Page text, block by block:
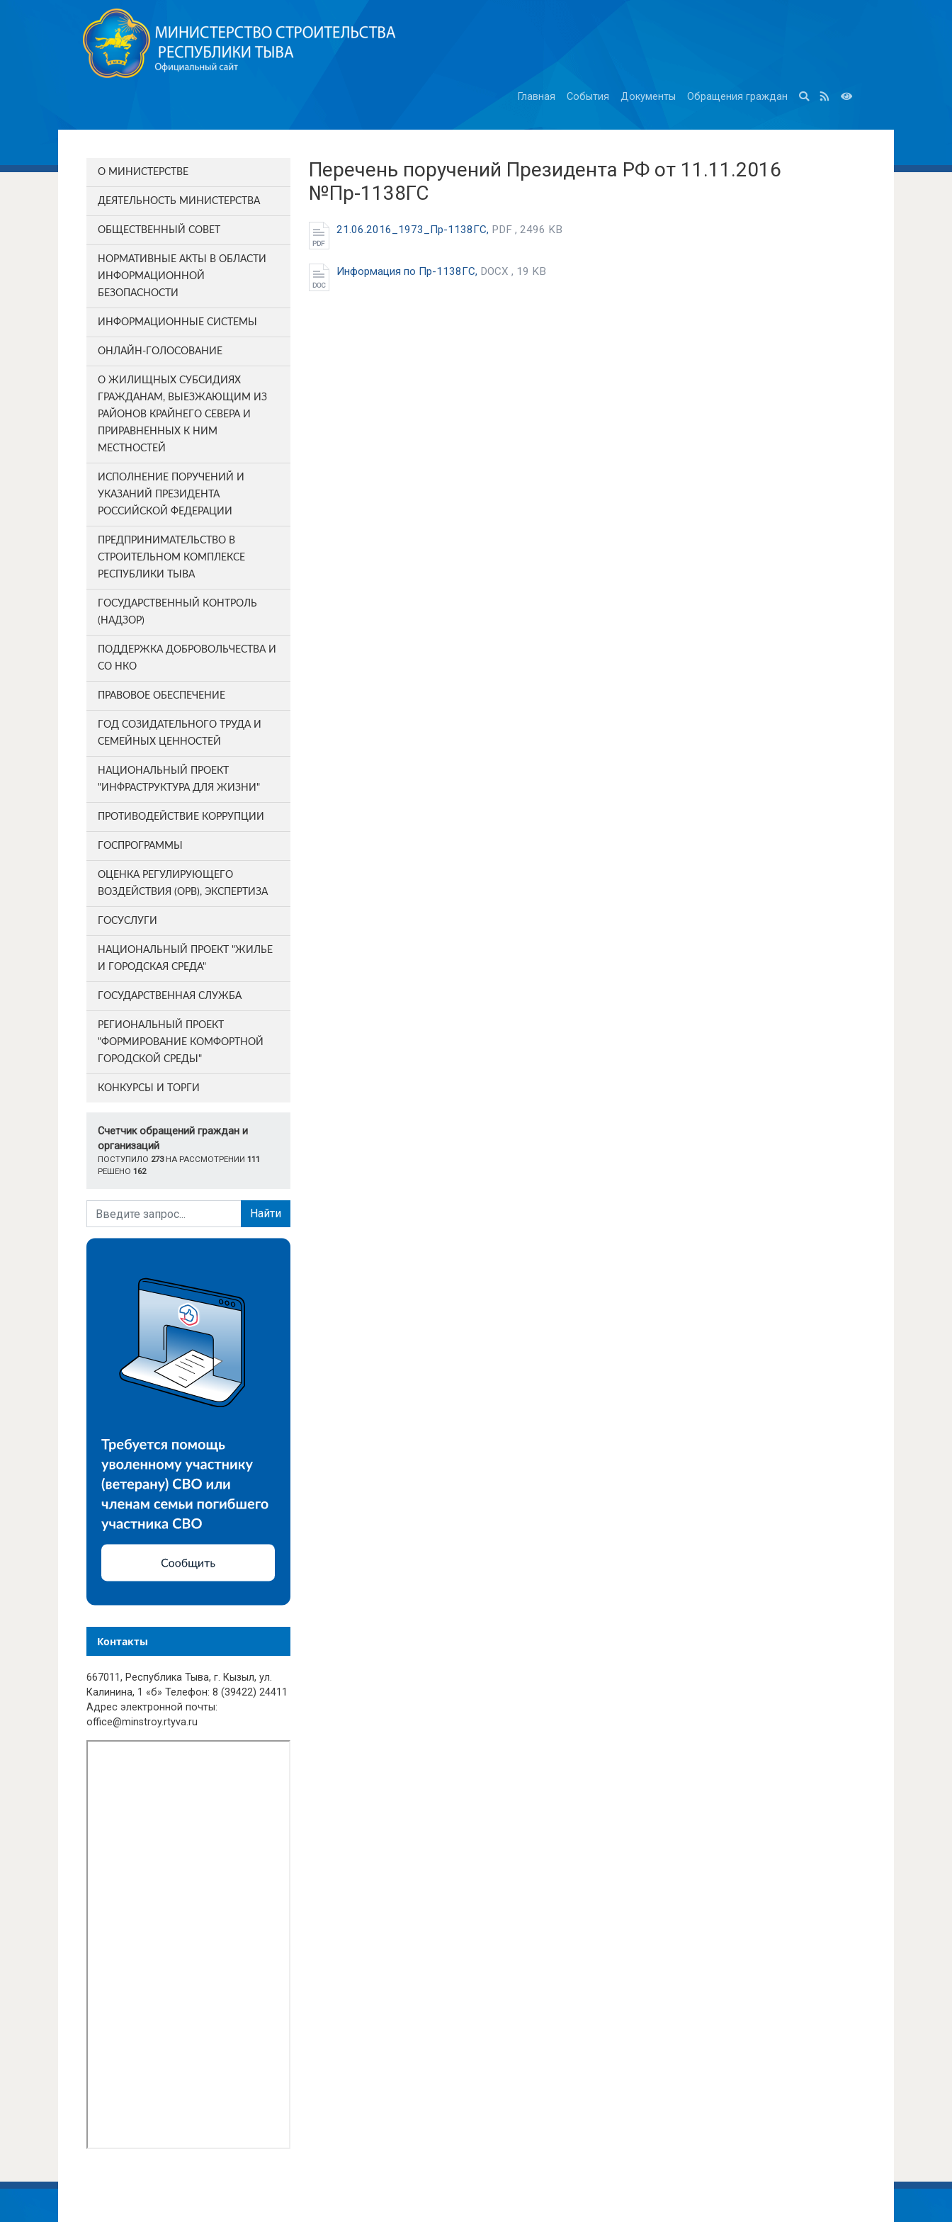
Главная События Документы Обращения граждан
О МИНИСТЕРСТВЕ
ДЕЯТЕЛЬНОСТЬ МИНИСТЕРСТВА
ОБЩЕСТВЕННЫЙ СОВЕТ
НОРМАТИВНЫЕ АКТЫ В ОБЛАСТИ
ИНФОРМАЦИОННОЙ
БЕЗОПАСНОСТИ
ИНФОРМАЦИОННЫЕ СИСТЕМЫ
ОНЛАЙН-ГОЛОСОВАНИЕ
О ЖИЛИЩНЫХ СУБСИДИЯХ
ГРАЖДАНАМ, ВЫЕЗЖАЮЩИМ ИЗ
РАЙОНОВ КРАЙНЕГО СЕВЕРА И
ПРИРАВНЕННЫХ К НИМ
МЕСТНОСТЕЙ
ИСПОЛНЕНИЕ ПОРУЧЕНИЙ И
УКАЗАНИЙ ПРЕЗИДЕНТА
РОССИЙСКОЙ ФЕДЕРАЦИИ
ПРЕДПРИНИМАТЕЛЬСТВО В
СТРОИТЕЛЬНОМ КОМПЛЕКСЕ
РЕСПУБЛИКИ ТЫВА
ГОСУДАРСТВЕННЫЙ КОНТРОЛЬ
(НАДЗОР)
ПОДДЕРЖКА ДОБРОВОЛЬЧЕСТВА И
СО НКО
ПРАВОВОЕ ОБЕСПЕЧЕНИЕ
ГОД СОЗИДАТЕЛЬНОГО ТРУДА И
СЕМЕЙНЫХ ЦЕННОСТЕЙ
НАЦИОНАЛЬНЫЙ ПРОЕКТ
"ИНФРАСТРУКТУРА ДЛЯ ЖИЗНИ"
ПРОТИВОДЕЙСТВИЕ КОРРУПЦИИ
ГОСПРОГРАММЫ
ОЦЕНКА РЕГУЛИРУЮЩЕГО
ВОЗДЕЙСТВИЯ (ОРВ), ЭКСПЕРТИЗА
ГОСУСЛУГИ
НАЦИОНАЛЬНЫЙ ПРОЕКТ "ЖИЛЬЕ
И ГОРОДСКАЯ СРЕДА"
ГОСУДАРСТВЕННАЯ СЛУЖБА
РЕГИОНАЛЬНЫЙ ПРОЕКТ
"ФОРМИРОВАНИЕ КОМФОРТНОЙ
ГОРОДСКОЙ СРЕДЫ"
КОНКУРСЫ И ТОРГИ
Счетчик обращений граждан и
организаций
ПОСТУПИЛО 273НА РАССМОТРЕНИИ 111
РЕШЕНО 162
Найти
Контакты
667011, Республика Тыва, г. Кызыл, ул.
Калинина, 1 «б» Телефон: 8 (39422) 24411
Адрес электронной почты:
office@minstroy.rtyva.ru
Перечень поручений Президента РФ от 11.11.2016
№Пр-1138ГС
21.06.2016_1973_Пр-1138ГС, PDF , 2496 KB
Информация по Пр-1138ГС, DOCX , 19 KB